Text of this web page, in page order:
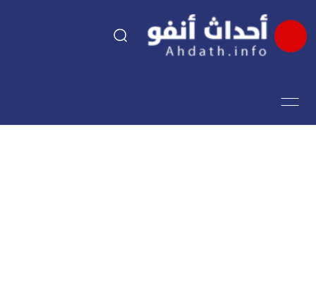
اقتصاد